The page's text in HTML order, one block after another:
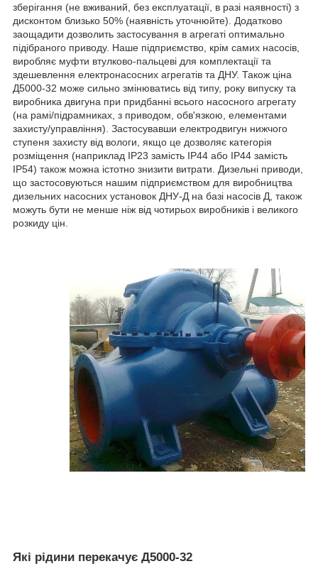
зберігання (не вживаний, без експлуатації, в разі наявності) з
дисконтом близько 50% (наявність уточнюйте). Додатково
заощадити дозволить застосування в агрегаті оптимально
підібраного приводу. Наше підприємство, крім самих насосів,
виробляє муфти втулково-пальцеві для комплектації та
здешевлення електронасосних агрегатів та ДНУ. Також ціна
Д5000-32 може сильно змінюватись від типу, року випуску та
виробника двигуна при придбанні всього насосного агрегату
(на рамі/підрамниках, з приводом, обв'язкою, елементами
захисту/управління). Застосувавши електродвигун нижчого
ступеня захисту від вологи, якщо це дозволяє категорія
розміщення (наприклад IP23 замість IP44 або IP44 замість
IP54) також можна істотно знизити витрати. Дизельні приводи,
що застосовуються нашим підприємством для виробництва
дизельних насосних установок ДНУ-Д на базі насосів Д, також
можуть бути не менше ніж від чотирьох виробників і великого
розкиду цін.
Які рідини перекачує Д5000-32